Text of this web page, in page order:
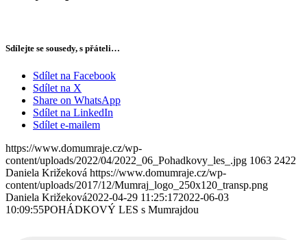
Sdílejte se sousedy, s přáteli…
Sdílet na Facebook
Sdílet na X
Share on WhatsApp
Sdílet na LinkedIn
Sdílet e-mailem
https://www.domumraje.cz/wp-
content/uploads/2022/04/2022_06_Pohadkovy_les_.jpg 1063 2422
Daniela Križeková https://www.domumraje.cz/wp-
content/uploads/2017/12/Mumraj_logo_250x120_transp.png
Daniela Križeková2022-04-29 11:25:172022-06-03
10:09:55POHÁDKOVÝ LES s Mumrajdou